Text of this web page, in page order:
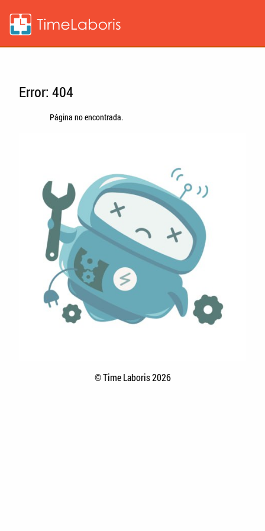
Error: 404
Página no encontrada.
© Time Laboris 2026